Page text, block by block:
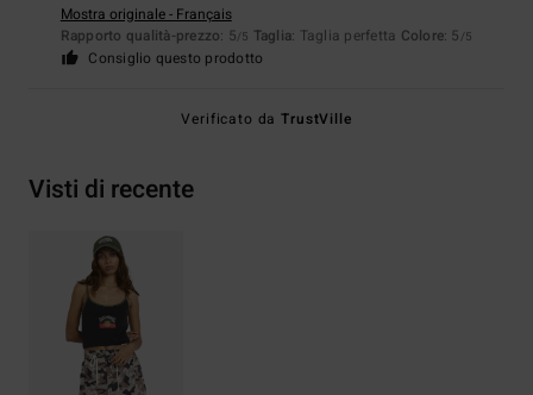
Mostra originale - Français
Rapporto qualità-prezzo: 5/5 Taglia: Taglia perfetta Colore: 5 /5
Consiglio questo prodotto
Verificato daTrustVille
Visti di recente